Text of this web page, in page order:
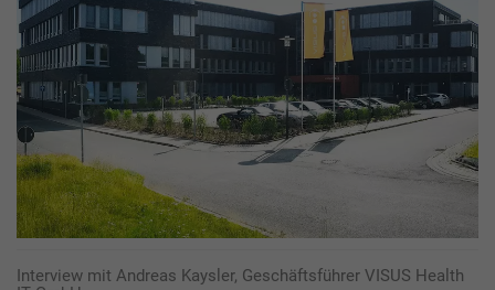
Interview mit Andreas Kaysler, Geschäftsführer VISUS Health